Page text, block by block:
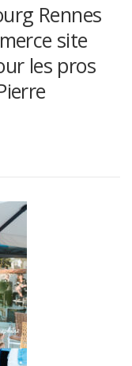
Rennes
site
les pros